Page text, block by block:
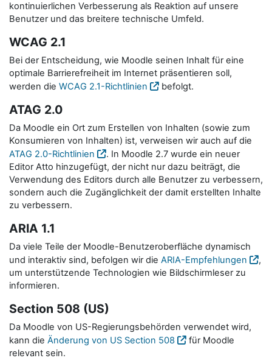
kontinuierlichen Verbesserung als Reaktion auf unsere
Benutzer und das breitere technische Umfeld.
WCAG 2.1
Bei der Entscheidung, wie Moodle seinen Inhalt für eine
optimale Barrierefreiheit im Internet präsentieren soll,
werden die WCAG 2.1-Richtlinien befolgt.
ATAG 2.0
Da Moodle ein Ort zum Erstellen von Inhalten (sowie zum
Konsumieren von Inhalten) ist, verweisen wir auch auf die
ATAG 2.0-Richtlinien
. In Moodle 2.7 wurde ein neuer
Editor Atto hinzugefügt, der nicht nur dazu beiträgt, die
Verwendung des Editors durch alle Benutzer zu verbessern,
sondern auch die Zugänglichkeit der damit erstellten Inhalte
zu verbessern.
ARIA 1.1
Da viele Teile der Moodle-Benutzeroberfläche dynamisch
und interaktiv sind, befolgen wir die ARIA-Empfehlungen
,
um unterstützende Technologien wie Bildschirmleser zu
informieren.
Section 508 (US)
Da Moodle von US-Regierungsbehörden verwendet wird,
kann die Änderung von US Section 508
für Moodle
relevant sein.